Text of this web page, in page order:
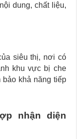
dung, chất liệu,
siêu thị, nơi có
khu vực bị che
bảo khả năng tiếp
nhận diện